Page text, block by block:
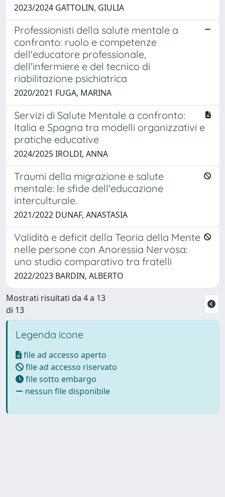
2023/2024 GATTOLIN, GIULIA
Professionisti della salute mentale a
confronto: ruolo e competenze
dell'educatore professionale,
dell'infermiere e del tecnico di
riabilitazione psichiatrica
2020/2021 FUGA, MARINA
Servizi di Salute Mentale a confronto:
Italia e Spagna tra modelli organizzativi e
pratiche educative
2024/2025 IROLDI, ANNA
Traumi della migrazione e salute
mentale: le sfide dell'educazione
interculturale.
2021/2022 DUNAF, ANASTASIA
Validità e deficit della Teoria della Mente
nelle persone con Anoressia Nervosa:
uno studio comparativo tra fratelli
2022/2023 BARDIN, ALBERTO
Mostrati risultati da 4 a 13
di 13
Legenda icone
file ad accesso aperto
file ad accesso riservato
file sotto embargo
nessun file disponibile